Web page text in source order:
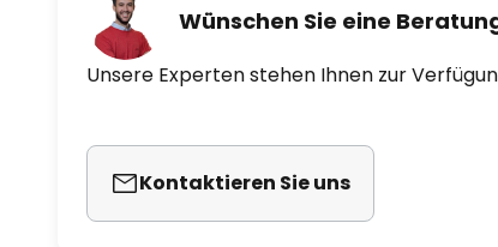
Wünschen Sie eine
Unsere Experten stehen Ihnen zur
Kontaktieren Sie uns